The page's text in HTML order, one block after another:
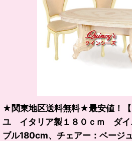
★関東地区送料無料★最安値！
ユ イタリア製１８０ｃｍ ダイ
ブル180cm、チェアー：ベージ